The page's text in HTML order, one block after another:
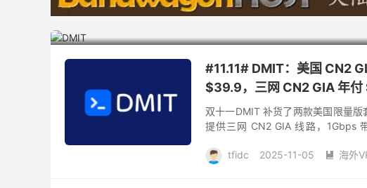
DMIT
#11.11# DMIT：美国 CN2
$39.9，三网 CN2 GIA 年
双十一DMIT 补货了两款美国限量版
提供三网 CN2 GIA 线路，1Gbps
tfidc 2025-11-05  海外